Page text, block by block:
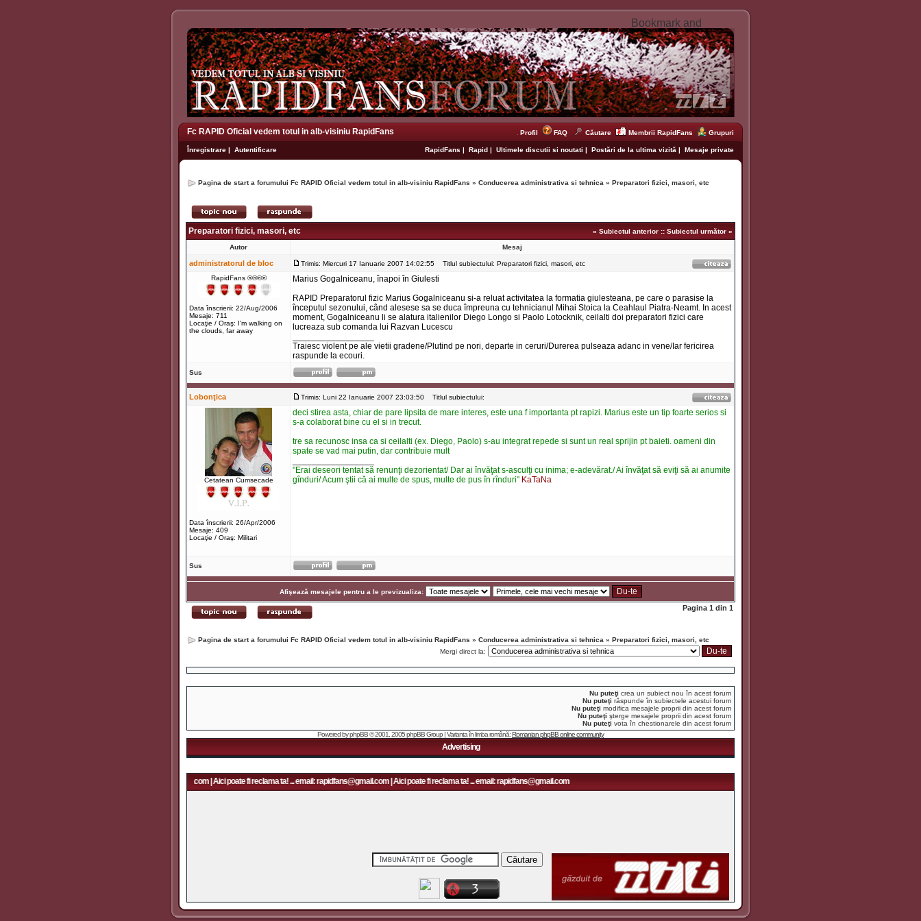
Fc RAPID Oficial vedem totul in alb-visiniu RapidFans Profil FAQ Căutare Membrii RapidFans Grupuri
Înregistrare | Autentificare RapidFans | Rapid | Ultimele discutii si noutati | Postări de la ultima vizită | Mesaje private
Pagina de start a forumului Fc RAPID Oficial vedem totul in alb-visiniu RapidFans » Conducerea administrativa si tehnica » Preparatori fizici, masori, etc
Preparatori fizici, masori, etc « Subiectul anterior :: Subiectul următor »
Autor Mesaj
administratorul de bloc Trimis: Miercuri 17 Ianuarie 2007 14:02:55
Titlul subiectului: Preparatori fizici, masori, etc
RapidFans ®®®®
Data înscrierii: 22/Aug/2006
Mesaje: 711
Locaţie / Oraş: I'm walking on
the clouds, far away
Marius Gogalniceanu, înapoi în Giulesti
RAPID Preparatorul fizic Marius Gogalniceanu si-a reluat activitatea la formatia giulesteana, pe care o parasise la
începutul sezonului, când alesese sa se duca împreuna cu tehnicianul Mihai Stoica la Ceahlaul Piatra-Neamt. In acest
moment, Gogalniceanu li se alatura italienilor Diego Longo si Paolo Lotocknik, ceilalti doi preparatori fizici care
lucreaza sub comanda lui Razvan Lucescu
Traiesc violent pe ale vietii gradene/Plutind pe nori, departe in ceruri/Durerea pulseaza adanc in vene/Iar fericirea
raspunde la ecouri.
Sus
Lobonţica Trimis: Luni 22 Ianuarie 2007 23:03:50 Titlul subiectului:
Cetatean Cumsecade
Data înscrierii: 26/Apr/2006
Mesaje: 409
Locaţie / Oraş: Militari
deci stirea asta, chiar de pare lipsita de mare interes, este una f importanta pt rapizi. Marius este un tip foarte serios si
s-a colaborat bine cu el si in trecut.
tre sa recunosc insa ca si ceilalti (ex. Diego, Paolo) s-au integrat repede si sunt un real sprijin pt baieti. oameni din
spate se vad mai putin, dar contribuie mult
"Erai deseori tentat să renunţi dezorientat/ Dar ai învăţat s-asculţi cu inima; e-adevărat./ Ai învăţat să eviţi să ai anumite
gînduri/ Acum ştii că ai multe de spus, multe de pus în rînduri" KaTaNa
Sus
Afişează mesajele pentru a le previzualiza:
Pagina 1 din 1
Pagina de start a forumului Fc RAPID Oficial vedem totul in alb-visiniu RapidFans » Conducerea administrativa si tehnica » Preparatori fizici, masori, etc
Mergi direct la:
Nu puteţi crea un subiect nou în acest forum
Nu puteţi răspunde în subiectele acestui forum
Nu puteţi modifica mesajele proprii din acest forum
Nu puteţi şterge mesajele proprii din acest forum
Nu puteţi vota în chestionarele din acest forum
Powered byphpBB© 2001, 2005 phpBB Group | Varianta în limba română:Romanian phpBB online community
Advertising
Aici poate fi reclama ta! ... email: rapidfans@gmail.com | Aici poate fi reclama ta! ... email: rapidfans@gmail.com | Aici poate fi reclama ta! ... email: rapidfans@gmail.com